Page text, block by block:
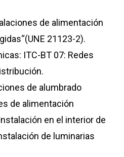
de alimentación
21123-2).
ITC-BT 07: Redes
de alumbrado
de alimentación
en el interior de
de luminarias